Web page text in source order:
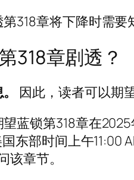
318章将下降时需要
318章剧透？
因此，读者可以期
蓝锁第318章在
东部时间上午11:00
章节。